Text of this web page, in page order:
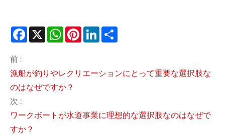
Facebook
X WhatsApp
PinterestLinkedIn
前 :
漁船が釣りやレクリエーションにとって重要な選択肢な
のはなぜですか？
次 :
ワークボートが水道事業に理想的な選択肢なのはなぜで
すか？